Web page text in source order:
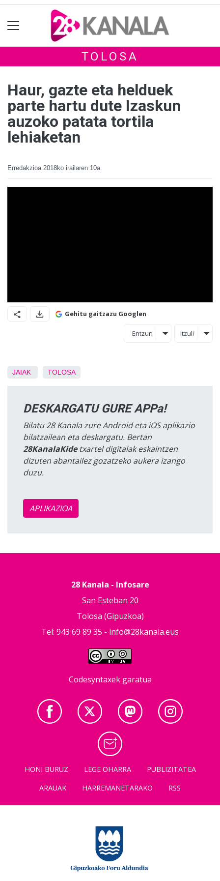
TOLOSA
Haur, gazte eta helduek
parte hartu dute Izaskun
auzoko patata tortila
lehiaketan
Erredakzioa 2018ko irailaren 10a
Gehitu gaitzazu Googlen
Entzun Itzuli
JAIAK TOLOSA
DESKARGATU GURE APPa!
Bilatu 28 Kanala zure Android eta iOS aplikazio
bilatzailean eta deskargatu. Bertan
28KanalaKidetxartel digitalak eskaintzen
dizuten abantailez gozatzeko aukera izango
duzu.
APLIKAZIOA
28 Kanala - Infosare
San Esteban 20
Tolosa (Gipuzkoa)
Tel: 943 69 89 35 - info@28kanala.eus
Codesyntaxek garatua
HONI BURUZ LEGE OHARRA
PUBLIZITATEA
ARAUAK
HARREMANETARAKO RSS